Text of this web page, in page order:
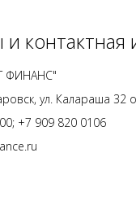
и
ФИНАНС"
ул. Калараша 32
+7 909 820 0106